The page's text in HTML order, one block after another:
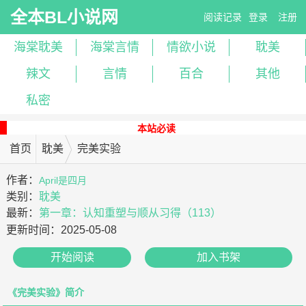
全本BL小说网 阅读记录 登录 注册
海棠耽美 海棠言情 情欲小说
耽美
辣文
言情 百合
其他
私密
本站必读
首页 耽美 完美实验
作者：April是四月
类别：耽美
最新： 第一章：认知重塑与顺从习得（113）
更新时间： 2025-05-08
开始阅读 加入书架
《完美实验》简介